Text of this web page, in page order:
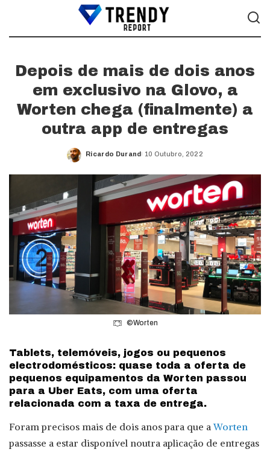
Depois de mais de dois anos
em exclusivo na Glovo, a
Worten chega (finalmente) a
outra app de entregas
Posted
Ricardo Durand 10 Outubro, 2022
©Worten
Tablets, telemóveis, jogos ou pequenos
electrodomésticos: quase toda a oferta de
pequenos equipamentos da Worten passou
para a Uber Eats, com uma oferta
relacionada com a taxa de entrega.
Foram precisos mais de dois anos para que aWorten
passasse a estar disponível noutra aplicação de entregas